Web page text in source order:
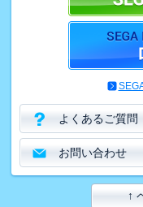
よくあるご質問
お問い合わせ
↑